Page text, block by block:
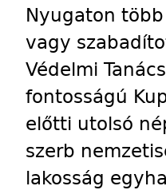
Nyugaton
vagy
Védelmi
fontosságú
előtti utolsó
szerb
lakosság